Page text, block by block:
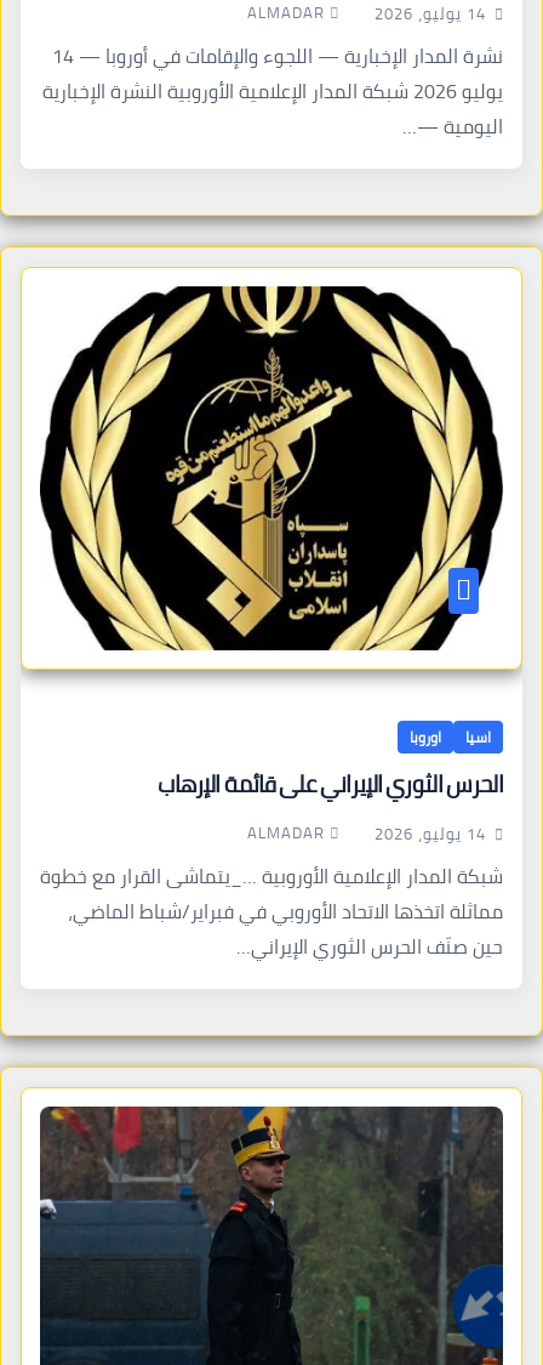
14 يوليو، 2026 ALMADAR
نشرة المدار الإخبارية — اللجوء والإقامات في أوروبا — 14
يوليو 2026 شبكة المدار الإعلامية الأوروبية النشرة الإخبارية
اليومية —…
اسيا اوروبا
الحرس الثوري الإيراني على قائمة الإرهاب
14 يوليو، 2026 ALMADAR
شبكة المدار الإعلامية الأوروبية …_يتماشى القرار مع خطوة
مماثلة اتخذها الاتحاد الأوروبي في فبراير/شباط الماضي،
حين صنّف الحرس الثوري الإيراني…